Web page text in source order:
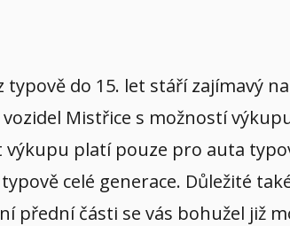
typově do 15. let stáří zajímavý
vozidel Mistřice s možností
výkupu platí pouze pro auta
celé generace. Důležité
přední části se vás bohužel již